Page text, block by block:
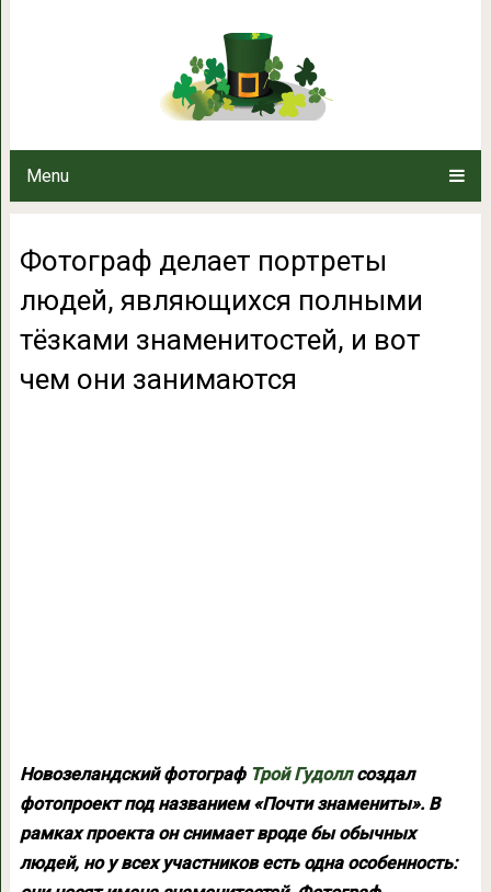
Menu
Фотограф делает портреты
тёзками знаменитостей,
Фотограф делает портреты
людей, являющихся полными
тёзками знаменитостей, и вот
чем они занимаются
Новозеландский фотограф Трой Гудоллсоздал
фотопроект под названием «Почти знамениты». В
рамках проекта он снимает вроде бы обычных
людей, но у всех участников есть одна особенность: